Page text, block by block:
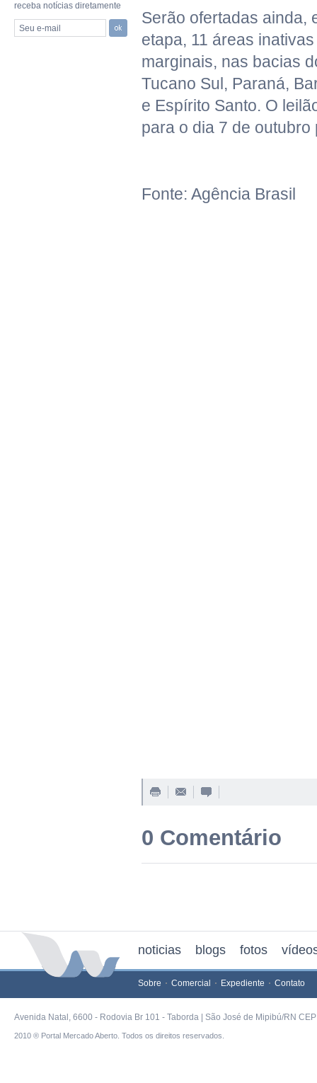
receba notícias diretamente
Seu e-mail
Serão ofertadas ainda,
etapa, 11 áreas
marginais, nas bacias
Tucano Sul, Paraná,
e Espírito Santo. O
para o dia 7 de outubro
Fonte: Agência Brasil
0 Comentário
noticias blogs fotos
Sobre Comercial Expediente Contato
Avenida Natal, 6600 - Rodovia Br 101 - Taborda | São José de Mipibú/RN
2010 ® Portal Mercado Aberto. Todos os direitos reservados.